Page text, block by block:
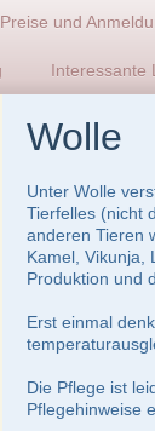
Preise und
Interessante
Wolle
Unter Wolle
Tierfelles (nicht
anderen Tieren
Kamel, Vikunja,
Produktion und
Erst einmal
Die Pflege ist
Pflegehinweise